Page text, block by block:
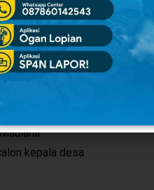
Covid-19. Di
gugus tugas
desa, unsur
kepala desa